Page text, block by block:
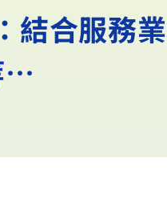
合服務
…